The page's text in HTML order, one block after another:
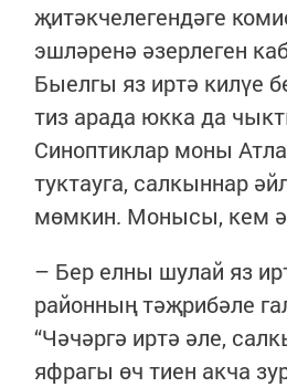
җитәкчелегендәге
эшләренә әзерлеген
Быелгы яз иртә килүе
тиз арада юкка да
Синоптиклар моны
туктауга, салкыннар
мөмкин. Монысы, кем
– Бер елны шулай яз
районның тәҗрибәле
“Чәчәргә иртә әле,
яфрагы өч тиен акча